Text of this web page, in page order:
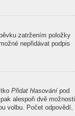
zatržením položky
nepřidávat podpis
Přidat hlasovánípod
alespoň dvě možnosti
volbu. Počet odpovědí,